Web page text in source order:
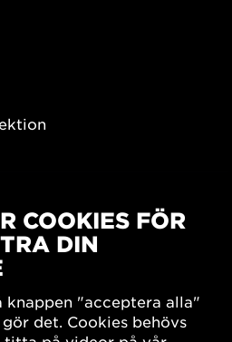
COOKIES FÖR
DIN
knappen "acceptera alla"
det. Cookies behövs